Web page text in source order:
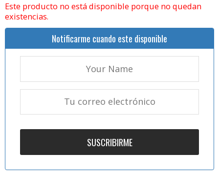
Este producto no está disponible porque no quedan
existencias.
Notificarme cuando este disponible